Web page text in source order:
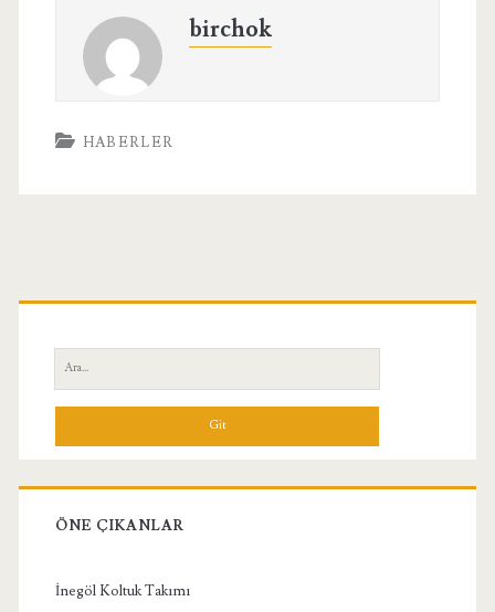
birchok
HABERLER
Birincil
Yan
Menü
Ara:
ÖNE ÇIKANLAR
İnegöl Koltuk Takımı